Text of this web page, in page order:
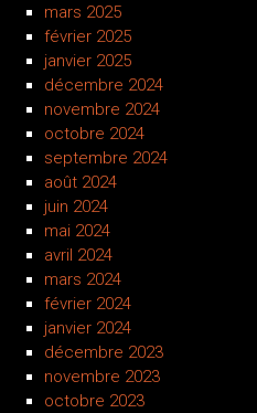
mars 2025
février 2025
janvier 2025
décembre 2024
novembre 2024
octobre 2024
septembre 2024
août 2024
juin 2024
mai 2024
avril 2024
mars 2024
février 2024
janvier 2024
décembre 2023
novembre 2023
octobre 2023